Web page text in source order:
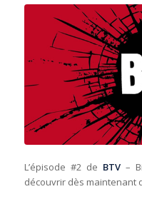
L’épisode #2 de BTV–
découvrir dès maintenant